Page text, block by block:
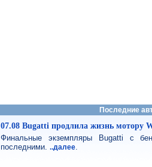
Последние
07.08 Bugatti продлила жизнь мотору
Финальные экземпляры Bugatti с
последними...далее